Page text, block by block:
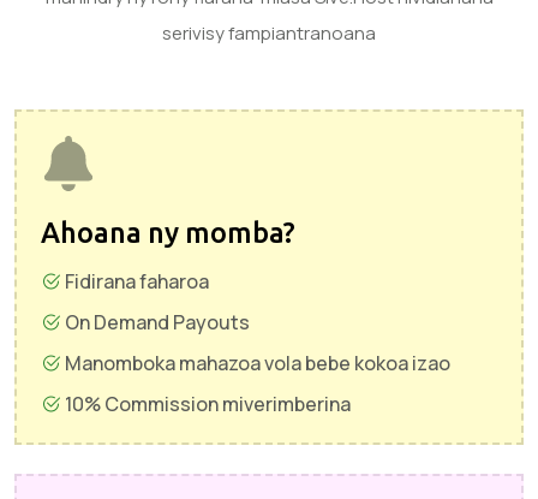
serivisy fampiantranoana
Ahoana ny momba?
Fidirana faharoa
On Demand Payouts
Manomboka mahazoa vola bebe kokoa izao
10% Commission miverimberina